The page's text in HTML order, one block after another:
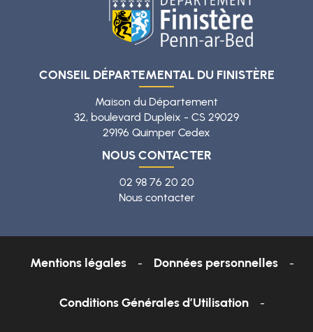
CONSEIL DÉPARTEMENTAL DU FINISTÈRE
Maison du Département
32, boulevard Dupleix - CS 29029
29196 Quimper Cedex
NOUS CONTACTER
02 98 76 20 20
Nous contacter
Mentions légales Données personnelles
Conditions Générales d’Utilisation